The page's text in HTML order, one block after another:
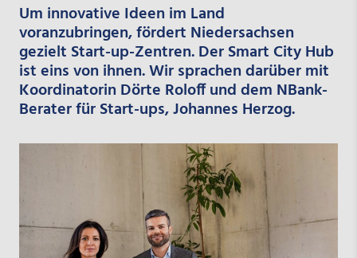
Um innovative Ideen im Land
voranzubringen, fördert Niedersachsen
gezielt Start-up-Zentren. Der Smart City Hub
ist eins von ihnen. Wir sprachen darüber mit
Koordinatorin Dörte Roloff und dem NBank-
Berater für Start-ups, Johannes Herzog.